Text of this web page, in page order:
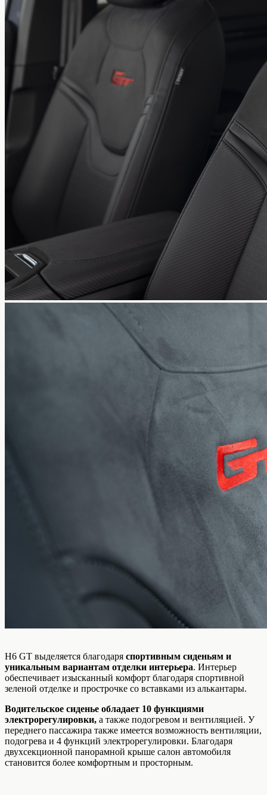
H6 GT выделяется благодаря спортивным сиденьям и
уникальным вариантам отделки интерьера. Интерьер
обеспечивает изысканный комфорт благодаря спортивной
зеленой отделке и прострочке со вставками из алькантары.
Водительское сиденье обладает 10 функциями
электрорегулировки, а также подогревом и вентиляцией. У
переднего пассажира также имеется возможность вентиляции,
подогрева и 4 функций электрорегулировки. Благодаря
двухсекционной панорамной крыше салон автомобиля
становится более комфортным и просторным.